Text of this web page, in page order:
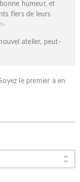
humeur, et
fiers de leurs
atelier, peut-
le premier à en